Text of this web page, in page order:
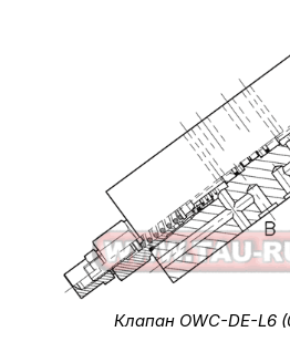
Клапан OWC-DE-L6